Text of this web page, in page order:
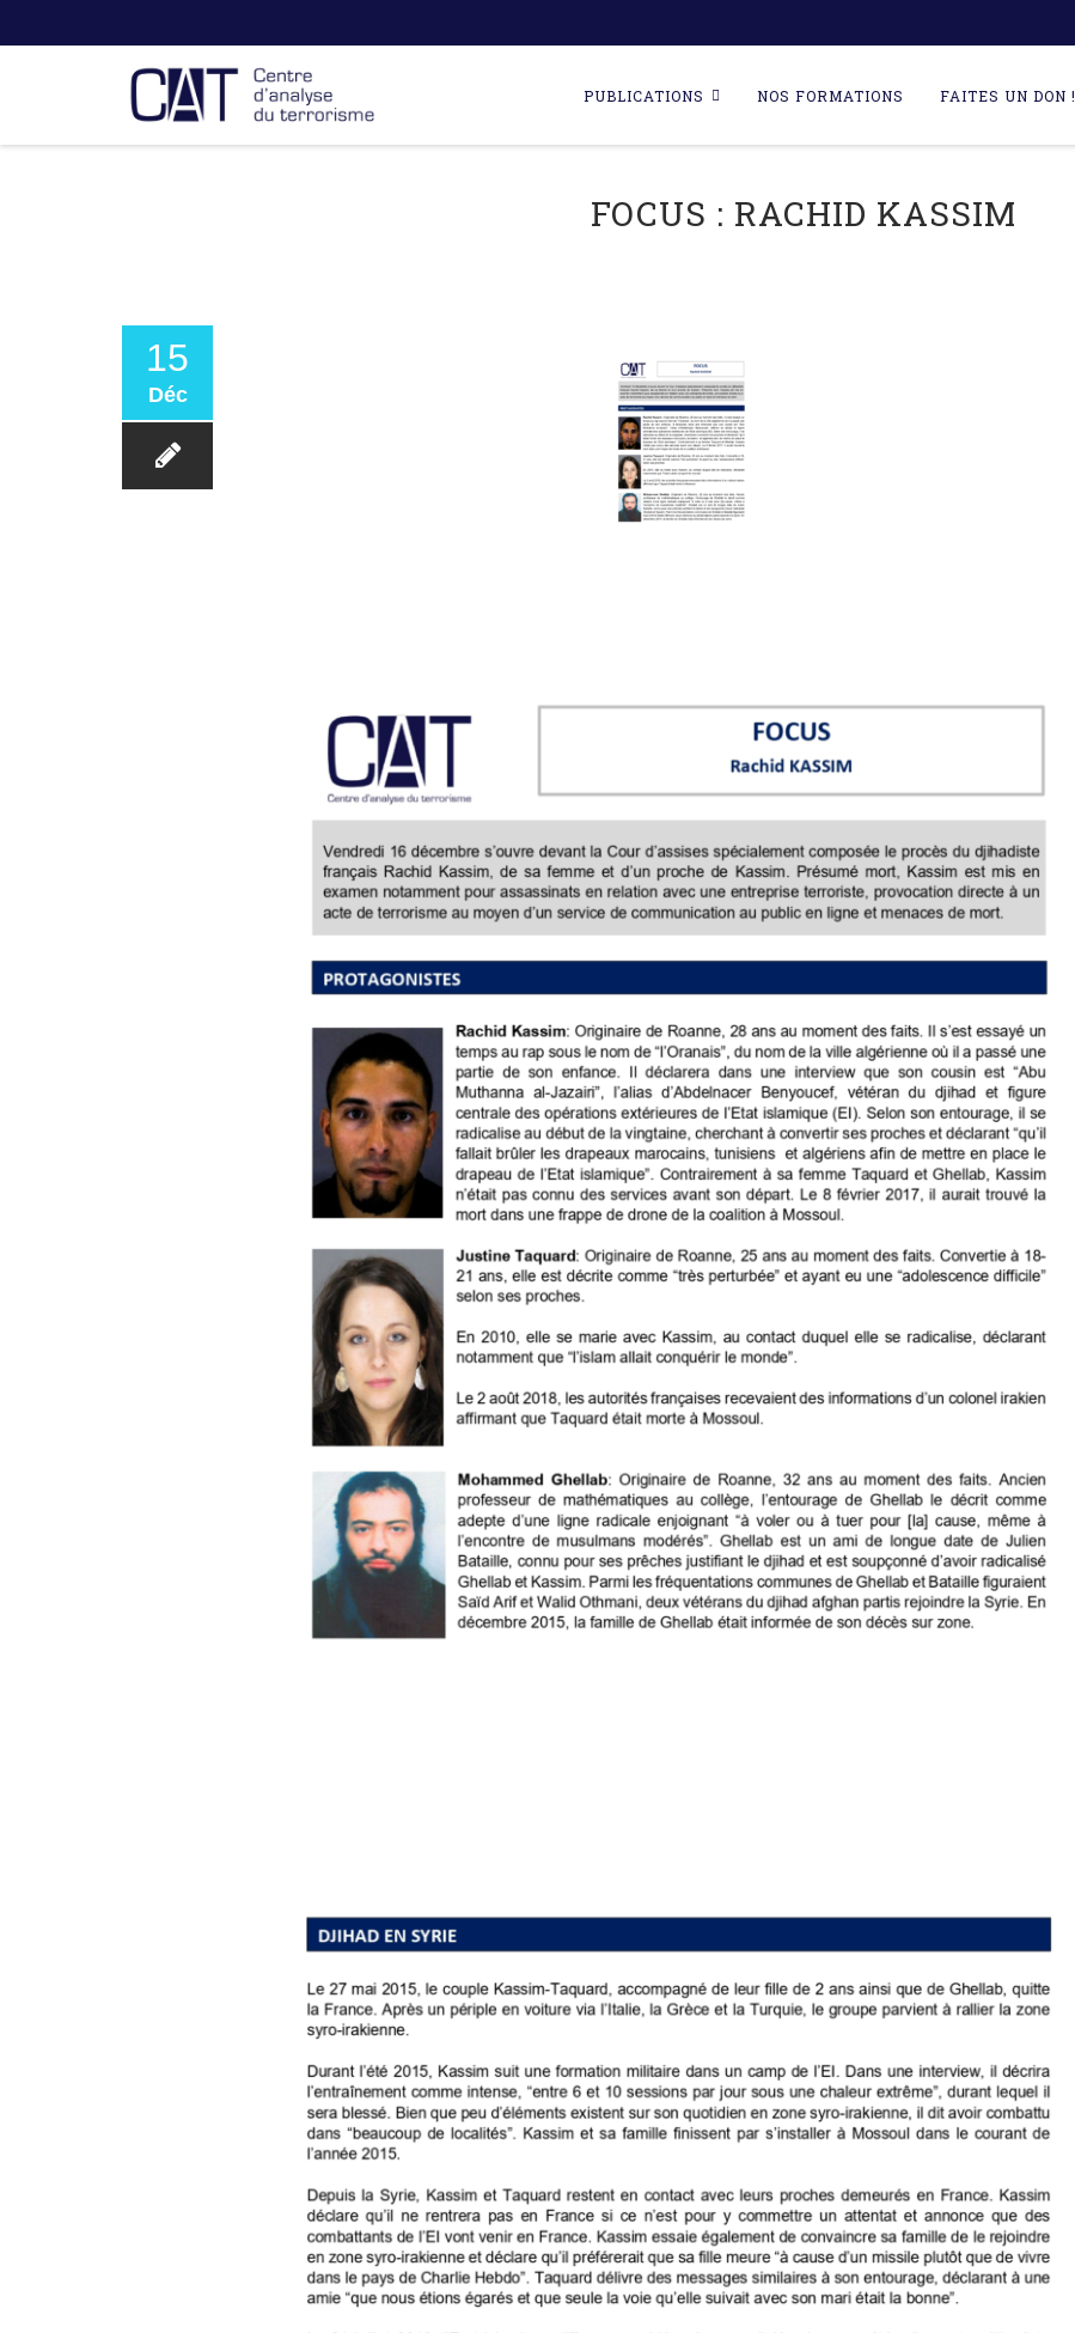
content
PUBLICATIONS NOS FORMATIONS FAITES UN DON !
FOCUS : RACHID KASSIM
15
Déc